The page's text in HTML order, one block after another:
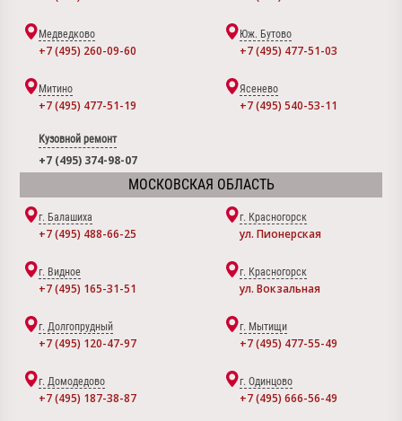
Медведково
+7 (495) 260-09-60
Юж. Бутово
+7 (495) 477-51-03
Митино
+7 (495) 477-51-19
Ясенево
+7 (495) 540-53-11
Кузовной ремонт
+7 (495) 374-98-07
МОСКОВСКАЯ ОБЛАСТЬ
г. Балашиха
+7 (495) 488-66-25
г. Красногорск
ул. Пионерская
г. Видное
+7 (495) 165-31-51
г. Красногорск
ул. Вокзальная
г. Долгопрудный
+7 (495) 120-47-97
г. Мытищи
+7 (495) 477-55-49
г. Домодедово
+7 (495) 187-38-87
г. Одинцово
+7 (495) 666-56-49